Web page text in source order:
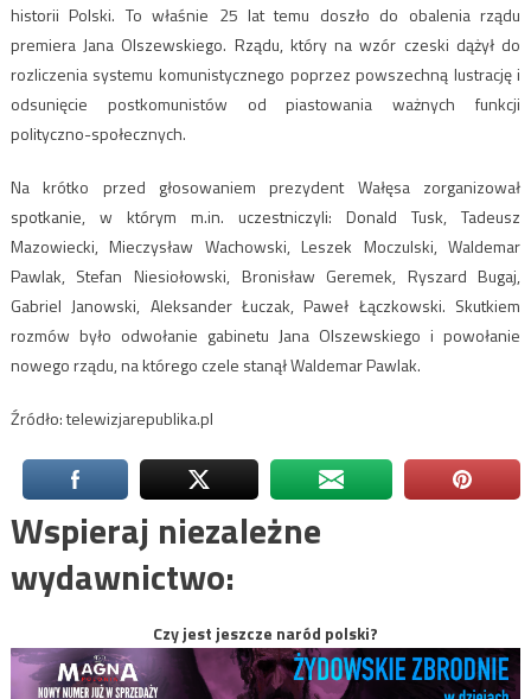
historii Polski. To właśnie 25 lat temu doszło do obalenia rządu
premiera Jana Olszewskiego. Rządu, który na wzór czeski dążył do
rozliczenia systemu komunistycznego poprzez powszechną lustrację i
odsunięcie postkomunistów od piastowania ważnych funkcji
polityczno-społecznych.
Na krótko przed głosowaniem prezydent Wałęsa zorganizował
spotkanie, w którym m.in. uczestniczyli: Donald Tusk, Tadeusz
Mazowiecki, Mieczysław Wachowski, Leszek Moczulski, Waldemar
Pawlak, Stefan Niesiołowski, Bronisław Geremek, Ryszard Bugaj,
Gabriel Janowski, Aleksander Łuczak, Paweł Łączkowski. Skutkiem
rozmów było odwołanie gabinetu Jana Olszewskiego i powołanie
nowego rządu, na którego czele stanął Waldemar Pawlak.
Źródło: telewizjarepublika.pl
Wspieraj niezależne
wydawnictwo:
Czy jest jeszcze naród polski?